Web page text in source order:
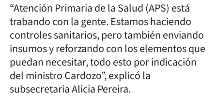
“Atención Primaria de la Salud (APS) está
trabando con la gente. Estamos haciendo
controles sanitarios, pero también enviando
insumos y reforzando con los elementos que
puedan necesitar, todo esto por indicación
del ministro Cardozo”, explicó la
subsecretaria Alicia Pereira.